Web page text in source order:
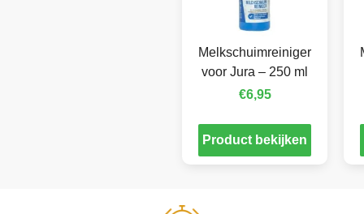
Melkschuimreiniger
voor Jura – 250 ml
€6,95
Product bekijken